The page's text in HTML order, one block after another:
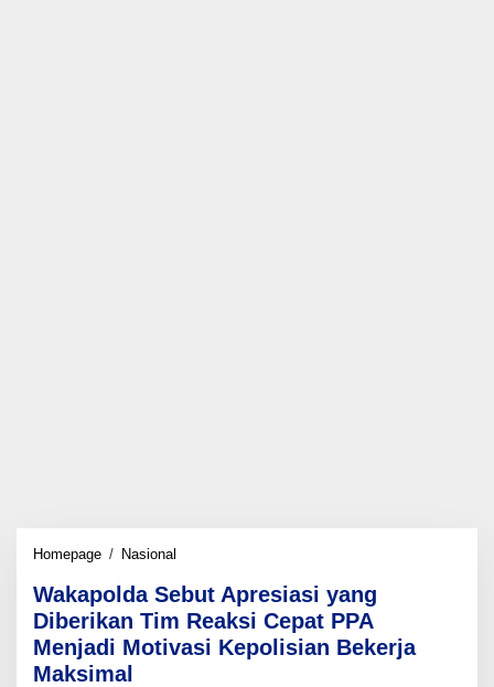
Homepage / Nasional
Apresiasi
yang
Diberikan
Tim
Wakapolda Sebut Apresiasi yang
Diberikan Tim Reaksi Cepat PPA
Menjadi Motivasi Kepolisian Bekerja
Maksimal